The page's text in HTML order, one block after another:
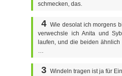
schmecken, das.
4 Wie desolat ich morgens
verwechsle ich Anita und
laufen, und die beiden
3 Windeln tragen ist ja für